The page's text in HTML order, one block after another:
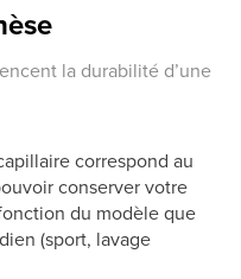
la durabilité d’une
correspond au
conserver votre
du modèle que
(sport, lavage